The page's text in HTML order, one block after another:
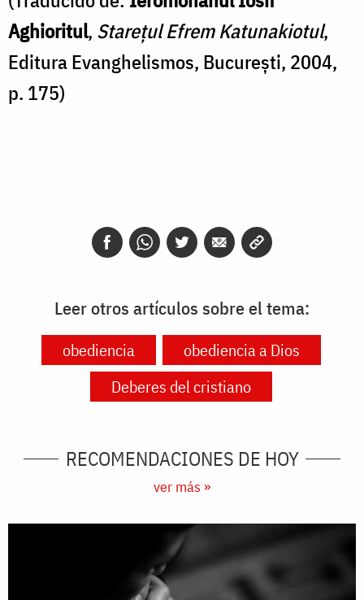
Aghioritul, Starețul Efrem Katunakiotul,
Editura Evanghelismos, București, 2004,
p. 175)
Leer otros artículos sobre el tema:
obediencia
obediencia a Dios
Deberes del cristiano
RECOMENDACIONES DE HOY
ver más »